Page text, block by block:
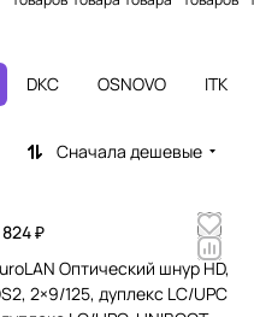
ы
ы
DKC OSNOVO ITK
Сначала дешевые
₽
Оптический шнур HD,
2×9/125, дуплекс LC/UPC